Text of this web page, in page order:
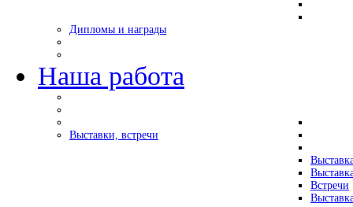
Дипломы и награды
Наша работа
Выставки, встречи
Встречи